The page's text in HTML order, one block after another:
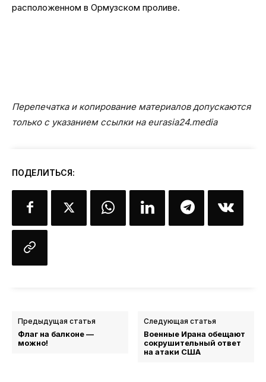
расположенном в Ормузском проливе.
Перепечатка и копирование материалов допускаются
только с указанием ссылки на eurasia24.media
ПОДЕЛИТЬСЯ:
Предыдущая статья
Флаг на балконе —
можно!
Следующая статья
Военные Ирана обещают
сокрушительный ответ
на атаки США